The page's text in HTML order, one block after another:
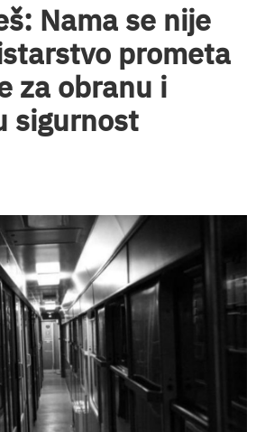
Nama se nije
prometa
za obranu i
sigurnost